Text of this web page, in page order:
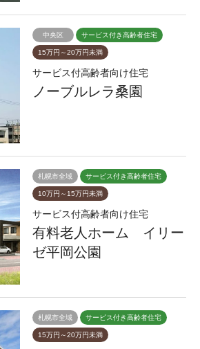
中央区 サービス付き高齢者住宅
15万円～20万円未満
サービス付高齢者向け住宅
ノーブルレラ桑園
札幌市全域 サービス付き高齢者住宅
10万円～15万円未満
サービス付高齢者向け住宅
有料老人ホーム イリー
ゼ平岡公園
札幌市全域 サービス付き高齢者住宅
15万円～20万円未満